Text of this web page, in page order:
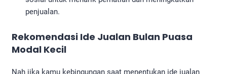
penjualan.
Rekomendasi Ide Jualan Bulan Puasa
Modal Kecil
Nah jika kamu kebingungan saat menentukan ide jualan